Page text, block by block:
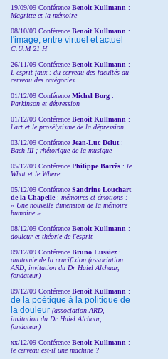
19/09/09 Conférence Benoit Kullmann :
Magritte et la mémoire
08/10/09 Conférence Benoit Kullmann :
l'image, entre virtuel et actuel
C.U.M 21 H
26/11/09 Conférence Benoit Kullmann :
L'esprit faux : du cerveau des facultés au
cerveau des catégories
01/12/09 Conférence Michel Borg :
Parkinson et dépression
01/12/09 Conférence Benoit Kullmann :
l'art et le prosélytisme de la dépression
03/12/09 Conférence Jean-Luc Delut :
Bach III ; rhétorique de la musique
05/12/09 Conférence Philippe Barrès : le
What et le Where
05/12/09 Conférence SandrineLouchart
de la Chapelle: mémoires et émotions :
« Une nouvelle dimension de la mémoire
humaine »
08/12/09 Conférence Benoit Kullmann :
douleur et théorie de l'esprit
09/12/09 Conférence Bruno Lussiez :
anatomie de la crucifixion (association
ARD, invitation du Dr Haiel Alchaar,
fondateur)
09/12/09 Conférence Benoit Kullmann :
de la poétique à la politique de
la douleur (association ARD,
invitation du Dr Haiel Alchaar,
fondateur)
xx/12/09 Conférence Benoit Kullmann :
le cerveau est-il une machine ?